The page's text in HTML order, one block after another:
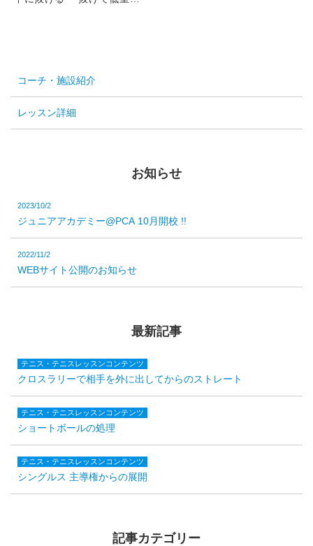
コーチ・施設紹介
レッスン詳細
お知らせ
2023/10/2
ジュニアアカデミー@PCA 10月開校 !!
2022/11/2
WEBサイト公開のお知らせ
最新記事
テニス・テニスレッスンコンテンツ
クロスラリーで相手を外に出してからのストレート
テニス・テニスレッスンコンテンツ
ショートボールの処理
テニス・テニスレッスンコンテンツ
シングルス 主導権からの展開
記事カテゴリー